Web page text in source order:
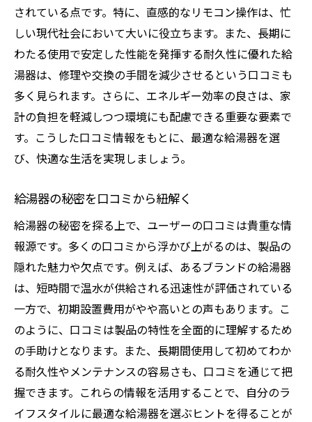
されている点です。特に、直感的なリモコン操作は、忙
しい現代社会において大いに役立ちます。また、長期に
わたる使用で安定した性能を発揮する耐久性に優れた給
湯器は、修理や交換の手間を減少させるという口コミも
多く見られます。さらに、エネルギー効率の良さは、家
計の負担を軽減しつつ環境にも配慮できる重要な要素で
す。こうした口コミ情報をもとに、最適な給湯器を選
び、快適な生活を実現しましょう。
給湯器の秘密を口コミから紐解く
給湯器の秘密を探る上で、ユーザーの口コミは貴重な情
報源です。多くの口コミから浮かび上がるのは、製品の
隠れた魅力や欠点です。例えば、あるブランドの給湯器
は、短時間で温水が供給される迅速性が評価されている
一方で、初期設置費用がやや高いとの声もあります。こ
のように、口コミは製品の特性を全面的に理解するため
の手助けとなります。また、長期間使用して初めてわか
る耐久性やメンテナンスの容易さも、口コミを通じて把
握できます。これらの情報を活用することで、自分のラ
イフスタイルに最適な給湯器を選ぶヒントを得ることが